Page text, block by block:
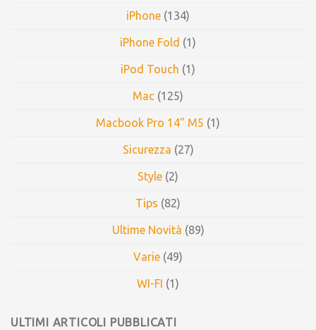
iPhone (134)
iPhone Fold (1)
iPod Touch (1)
Mac (125)
Macbook Pro 14" M5 (1)
Sicurezza (27)
Style (2)
Tips (82)
Ultime Novità (89)
Varie (49)
WI-FI (1)
ULTIMI ARTICOLI PUBBLICATI